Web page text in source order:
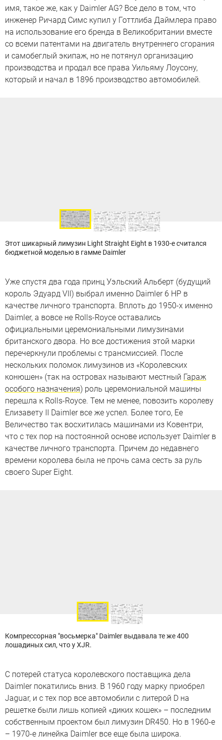
имя, такое же, как у Daimler AG? Все дело в том, что
инженер Ричард Симс купил у Готтлиба Даймлера право
на использование его бренда в Великобритании вместе
со всеми патентами на двигатель внутреннего сгорания
и самобеглый экипаж, но не потянул организацию
производства и продал все права Уильяму Лоусону,
который и начал в 1896 производство автомобилей.
Этот шикарный лимузин Light Straight Eight в 1930-е считался
бюджетной моделью в гамме Daimler
Уже спустя два года принц Уэльский Альберт (будущий
король Эдуард VII) выбрал именно Daimler 6 HP в
качестве личного транспорта. Вплоть до 1950-х именно
Daimler, а вовсе не Rolls-Royce оставались
официальными церемониальными лимузинами
британского двора. Но все достижения этой марки
перечеркнули проблемы с трансмиссией. После
нескольких поломок лимузинов из «Королевских
конюшен» (так на островах называют местный Гараж
особого назначения) роль церемониальной машины
перешла к Rolls-Royce. Тем не менее, повозить королеву
Елизавету II Daimler все же успел. Более того, Ее
Величество так восхитилась машинами из Ковентри,
что с тех пор на постоянной основе использует Daimler в
качестве личного транспорта. Причем до недавнего
времени королева была не прочь сама сесть за руль
своего Super Eight.
Компрессорная "восьмерка" Daimler выдавала те же 400
лошадиных сил, что у XJR.
С потерей статуса королевского поставщика дела
Daimler покатились вниз. В 1960 году марку приобрел
Jaguar, и с тех пор все автомобили с литерой D на
решетке были лишь копией «диких кошек» – последним
собственным проектом был лимузин DR450. Но в 1960-е
– 1970-е линейка Daimler все еще была широка.